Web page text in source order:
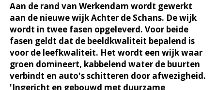
Aan de rand van Werkendam wordt gewerkt
aan de nieuwe wijk Achter de Schans. De wijk
wordt in twee fasen opgeleverd. Voor beide
fasen geldt dat de beeldkwaliteit bepalend is
voor de leefkwaliteit. Het wordt een wijk waar
groen domineert, kabbelend water de buurten
verbindt en auto's schitteren door afwezigheid.
'Ingericht en gebouwd met duurzame